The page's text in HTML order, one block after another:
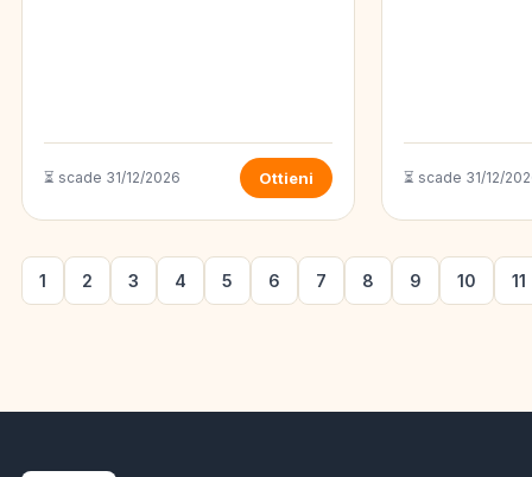
⏳ scade 31/12/2026 Ottieni ⏳ scade 31/12/
1 2 3 4 5 6 7 8 9 10 11